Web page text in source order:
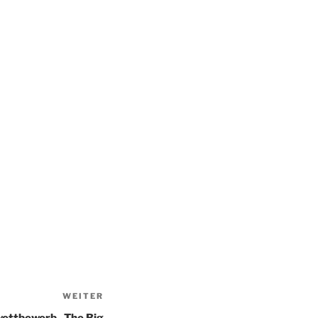
Beitrag
WEITER